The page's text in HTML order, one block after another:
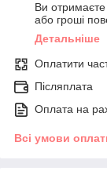
Ви
або гроші
Детальніше
Оплатити
Післяплата
Оплата на
Всі умови